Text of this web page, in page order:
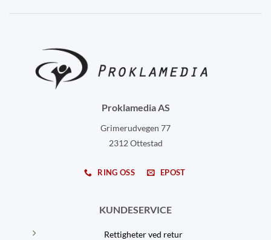
Proklamedia AS
Grimerudvegen 77
2312 Ottestad
RING OSS EPOST
KUNDESERVICE
Rettigheter ved retur